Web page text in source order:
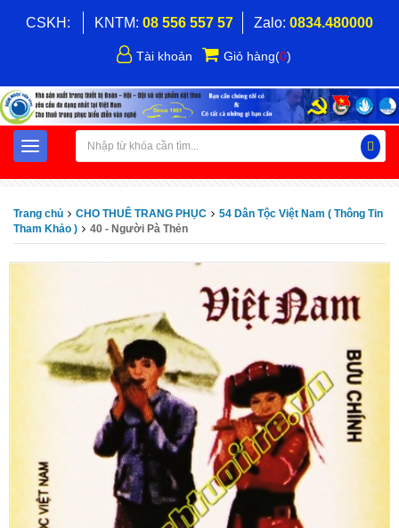
CSKH: KNTM: 08 556 557 57 Zalo: 0834.480000
Tài khoản Giỏ hàng(0)
Trang chủ CHO THUÊ TRANG PHỤC
54 Dân Tộc Việt Nam ( Thông Tin
Tham Khảo )
40 - Người Pà Thẻn